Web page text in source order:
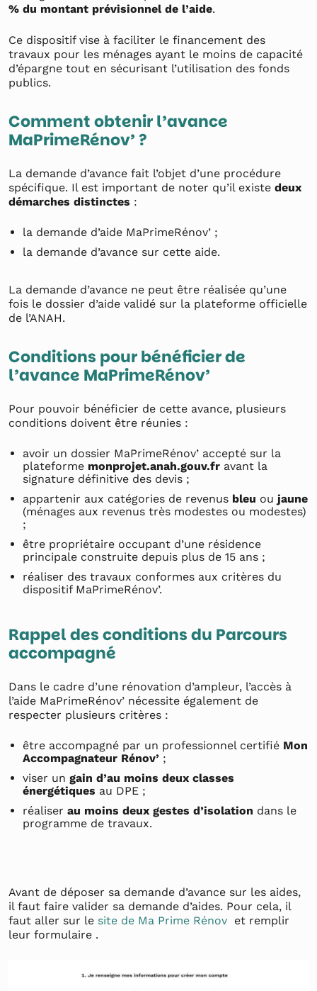
% du montant prévisionnel de l’aide.
Ce dispositif vise à faciliter le financement des
travaux pour les ménages ayant le moins de capacité
d’épargne tout en sécurisant l’utilisation des fonds
publics.
Comment obtenir l’avance
MaPrimeRénov’ ?
La demande d’avance fait l’objet d’une procédure
spécifique. Il est important de noter qu’il existe deux
démarches distinctes :
la demande d’aide MaPrimeRénov’ ;
la demande d’avance sur cette aide.
La demande d’avance ne peut être réalisée qu’une
fois le dossier d’aide validé sur la plateforme officielle
de l’ANAH.
Conditions pour bénéficier de
l’avance MaPrimeRénov’
Pour pouvoir bénéficier de cette avance, plusieurs
conditions doivent être réunies :
avoir un dossier MaPrimeRénov’ accepté sur la
plateforme monprojet.anah.gouv.fr avant la
signature définitive des devis ;
appartenir aux catégories de revenus bleu ou jaune
(ménages aux revenus très modestes ou modestes)
;
être propriétaire occupant d’une résidence
principale construite depuis plus de 15 ans ;
réaliser des travaux conformes aux critères du
dispositif MaPrimeRénov’.
Rappel des conditions du Parcours
accompagné
Dans le cadre d’une rénovation d’ampleur, l’accès à
l’aide MaPrimeRénov’ nécessite également de
respecter plusieurs critères :
être accompagné par un professionnel certifié Mon
Accompagnateur Rénov’ ;
viser un gain d’au moins deux classes
énergétiques au DPE ;
réaliser au moins deux gestes d’isolation dans le
programme de travaux.
Avant de déposer sa demande d’avance sur les aides,
il faut faire valider sa demande d’aides. Pour cela, il
faut aller sur le site de Ma Prime Rénov et remplir
leur formulaire .